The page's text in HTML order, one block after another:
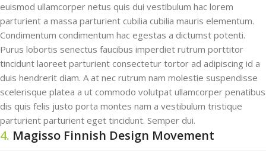
euismod ullamcorper netus quis dui vestibulum hac lorem
parturient a massa parturient cubilia cubilia mauris elementum.
Condimentum condimentum hac egestas a dictumst potenti.
Purus lobortis senectus faucibus imperdiet rutrum porttitor
tincidunt laoreet parturient consectetur tortor ad adipiscing id a
duis hendrerit diam. A at nec rutrum nam molestie suspendisse
scelerisque platea a ut commodo volutpat ullamcorper penatibus
dis quis felis justo porta montes nam a vestibulum tristique
parturient parturient eget tincidunt. Semper dui.
4. Magisso Finnish Design Movement